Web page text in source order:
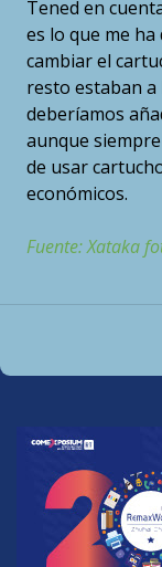
Tened en
es lo que me
cambiar el
resto estaban a
deberíamos
aunque
de usar
económicos.
Fuente: Xataka